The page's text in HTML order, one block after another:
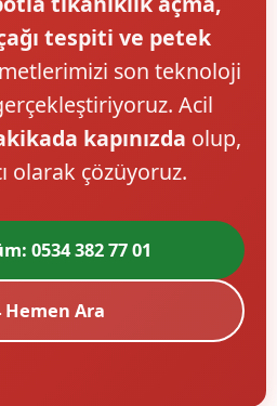
tespiti ve petek
son teknoloji
Acil
kapınızda olup,
olarak çözüyoruz.
0534 382 77 01
Hemen Ara